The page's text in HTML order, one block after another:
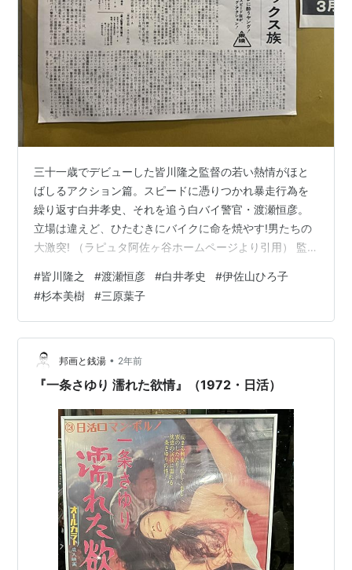
三十一歳でデビューした皆川隆之監督の若い熱情がほと
ばしるアクション篇。スピードに憑りつかれ暴走行為を
繰り返す白井孝史、それを追う白バイ警官・渡瀬恒彦。
立場は違えど、ひたむきにバイクに命を焼やす!男たちの
大激突! （ラピュタ阿佐ヶ谷ホームページより引用） 監
本美樹/三原葉子/戸浦六宏 ラピュタ阿佐ヶ谷2024年12月
は渡瀬恒彦特集！ 濃い！ 晩年の渡瀬しか知らない人から
すりゃショッキングすぎ！ バイクで疾走する若者、そし
てそれを取り締まる白バイ。 若者は走り、そしてセック
スに興じる（にしてもバイクに男性性を感じる女性って
のはわかるんですけど…
#皆川隆之 #渡瀬恒彦 #白井孝史 #伊佐山ひろ子
#杉本美樹 #三原葉子
邦画と銭湯 • 2年前
『一条さゆり 濡れた欲情』（1972・日活）